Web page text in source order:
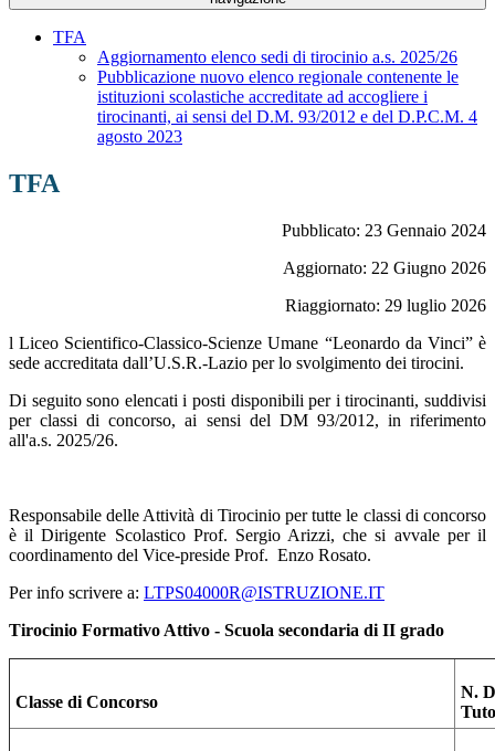
TFA
Aggiornamento elenco sedi di tirocinio a.s. 2025/26
Pubblicazione nuovo elenco regionale contenente le
istituzioni scolastiche accreditate ad accogliere i
tirocinanti, ai sensi del D.M. 93/2012 e del D.P.C.M. 4
agosto 2023
TFA
Pubblicato: 23 Gennaio 2024
Aggiornato: 22 Giugno 2026
Riaggiornato: 29 luglio 2026
l Liceo Scientifico-Classico-Scienze Umane “Leonardo da Vinci” è
sede accreditata dall’U.S.R.-Lazio per lo svolgimento dei tirocini.
Di seguito sono elencati i posti disponibili per i tirocinanti, suddivisi
per classi di concorso, ai sensi del DM 93/2012, in riferimento
all'a.s. 2025/26.
Responsabile delle Attività di Tirocinio per tutte le classi di concorso
è il Dirigente Scolastico Prof. Sergio Arizzi, che si avvale per il
coordinamento del Vice-preside Prof. Enzo Rosato.
Per info scrivere a: LTPS04000R@ISTRUZIONE.IT
Tirocinio Formativo Attivo - Scuola secondaria di II grado
Classe di Concorso
N.